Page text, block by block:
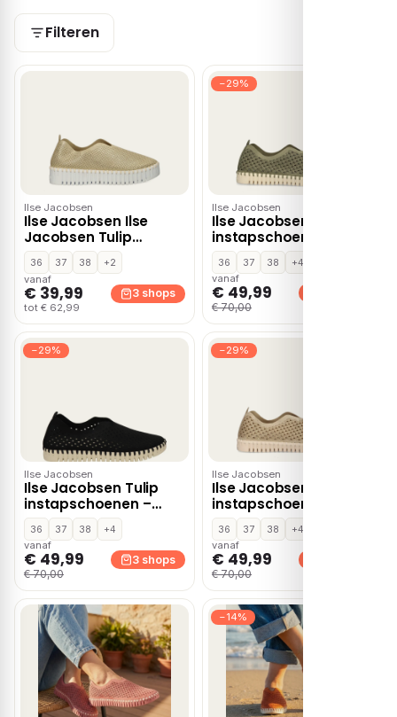
Filteren
Ilse Jacobsen
Ilse Jacobsen Ilse
Jacobsen Tulip
Instappers goud
Textiel
36 37 38
+2
vanaf
€ 39,99
tot € 62,99
3 shops
−29%
Ilse Jacobsen
Ilse Jacobsen Tulip
instapschoenen –
Groen
36 37 38
+4
vanaf
€ 49,99
€ 70,00
−29%
Ilse Jacobsen
Ilse Jacobsen Tulip
instapschoenen –
Zwart
36 37 38
+4
vanaf
€ 49,99
€ 70,00
3 shops
−29%
Ilse Jacobsen
Ilse Jacobsen Tulip
instapschoenen –
Goud
36 37 38
+4
vanaf
€ 49,99
€ 70,00
−14%